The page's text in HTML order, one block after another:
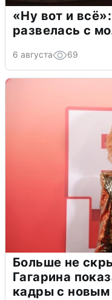
«Ну вот и
развелась с
6 августа 69
Больше не
Гагарина
кадры с новым